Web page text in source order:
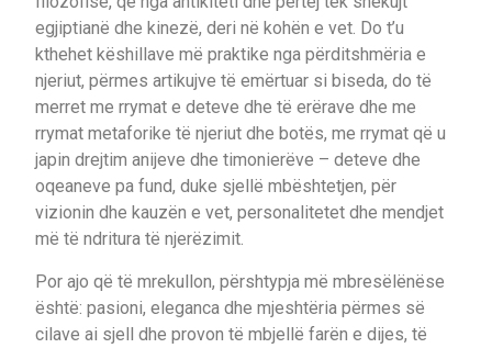
egjiptianë dhe kinezë, deri në kohën e vet. Do t’u
kthehet këshillave më praktike nga përditshmëria e
njeriut, përmes artikujve të emërtuar si biseda, do të
merret me rrymat e deteve dhe të erërave dhe me
rrymat metaforike të njeriut dhe botës, me rrymat që u
japin drejtim anijeve dhe timonierëve – deteve dhe
oqeaneve pa fund, duke sjellë mbështetjen, për
vizionin dhe kauzën e vet, personalitetet dhe mendjet
më të ndritura të njerëzimit.
Por ajo që të mrekullon, përshtypja më mbresëlënëse
është: pasioni, eleganca dhe mjeshtëria përmes së
cilave ai sjell dhe provon të mbjellë farën e dijes, të